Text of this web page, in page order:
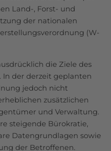
Land-, Forst- und
der nationalen
(W-
die Ziele des
der derzeit geplanten
jedoch nicht
zusätzlichen
und Verwaltung.
steigende Bürokratie,
Datengrundlagen sowie
der Betroffenen.